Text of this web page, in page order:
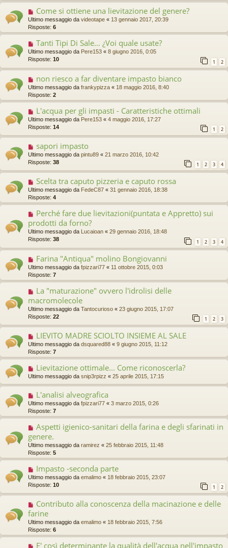
Come si ottiene una lievitazione del genere?
Ultimo messaggio da videotape « 13 gennaio 2017, 20:39
Risposte: 6
Tanti Tipi Di Sale… ¿Voi quale usate?
Ultimo messaggio da Pere153 « 8 giugno 2016, 0:05
Risposte: 10 1 2
non riesco a far diventare impasto bianco
Ultimo messaggio da frankypizza « 18 maggio 2016, 8:40
Risposte: 2
L'acqua per gli impasti - Caratteristiche ottimali
Ultimo messaggio da Pere153 « 4 maggio 2016, 17:27
Risposte: 14 1 2
sapori impasto
Ultimo messaggio da pintu89 « 21 marzo 2016, 10:42
Risposte: 38 1 2 3 4
Scelta tra caputo pizzeria e caputo rossa
Ultimo messaggio da FedeC87 « 31 gennaio 2016, 18:38
Risposte: 4
Perché fare due lievitazioni(puntata e Appretto) sui
prodotti da forno?
Ultimo messaggio da Lucaioan « 29 gennaio 2016, 18:48
Risposte: 38 1 2 3 4
Farina "Antiqua" molino Bongiovanni
Ultimo messaggio da fpizzari77 « 11 ottobre 2015, 0:03
Risposte: 7
La "maturazione" ovvero l'idrolisi delle
macromolecole
Ultimo messaggio da Tantocurioso « 23 giugno 2015, 17:07
Risposte: 22 1 2 3
LIEVITO MADRE SCIOLTO INSIEME AL SALE
Ultimo messaggio da dsquared88 « 9 giugno 2015, 11:12
Risposte: 7
Lievitazione ottimale... Come riconoscerla?
Ultimo messaggio da snip3rpizz « 25 aprile 2015, 17:15
L'analisi alveografica
Ultimo messaggio da fpizzari77 « 3 marzo 2015, 0:26
Risposte: 7
Aspetti igienico-sanitari della farina e degli sfarinati in
genere.
Ultimo messaggio da ramirez « 25 febbraio 2015, 11:48
Risposte: 5
Impasto -seconda parte
Ultimo messaggio da emalimo « 18 febbraio 2015, 23:07
Risposte: 10 1 2
Contributo alla conoscenza della macinazione e delle
farine
Ultimo messaggio da emalimo « 18 febbraio 2015, 7:56
Risposte: 6
E' così determinante la qualità dell'acqua nell'impasto